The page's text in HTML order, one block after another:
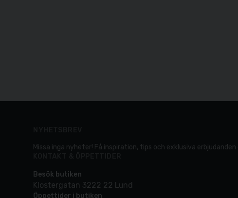
Missa inga nyheter! Få inspiration, tips och exklusiva erbjudanden
Besök butiken
Klostergatan 3222 22 Lund
Öppettider i butiken